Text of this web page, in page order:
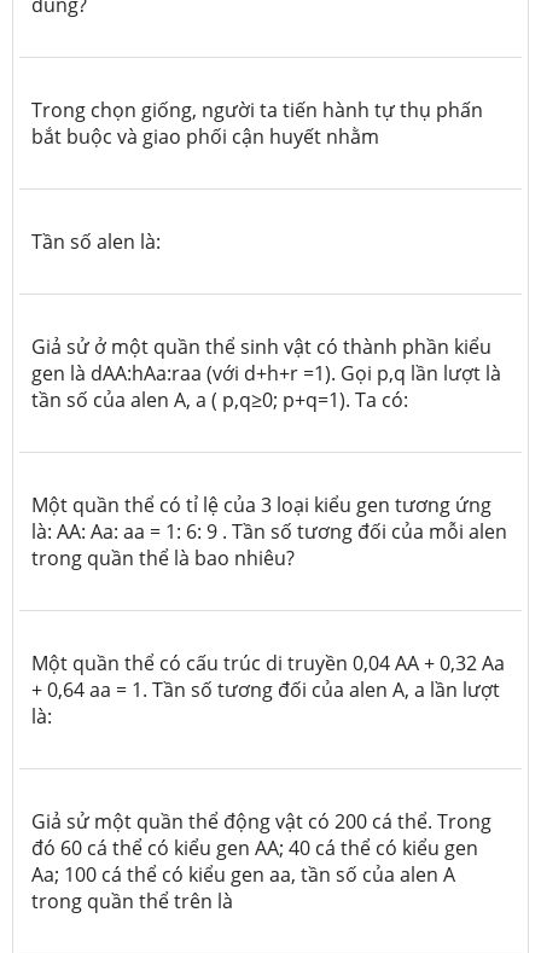
Trong chọn giống, người ta tiến hành tự thụ phấn
bắt buộc và giao phối cận huyết nhằm
Tần số alen là:
Giả sử ở một quần thể sinh vật có thành phần kiểu
gen là dAA:hAa:raa (với d+h+r =1). Gọi p,q lần lượt là
tần số của alen A, a ( p,q≥0; p+q=1). Ta có:
Một quần thể có tỉ lệ của 3 loại kiểu gen tương ứng
là: AA: Aa: aa = 1: 6: 9 . Tần số tương đối của mỗi alen
trong quần thể là bao nhiêu?
Một quần thể có cấu trúc di truyền 0,04 AA + 0,32 Aa
+ 0,64 aa = 1. Tần số tương đối của alen A, a lần lượt
là:
Giả sử một quần thể động vật có 200 cá thể. Trong
đó 60 cá thể có kiểu gen AA; 40 cá thể có kiểu gen
Aa; 100 cá thể có kiểu gen aa, tần số của alen A
trong quần thể trên là